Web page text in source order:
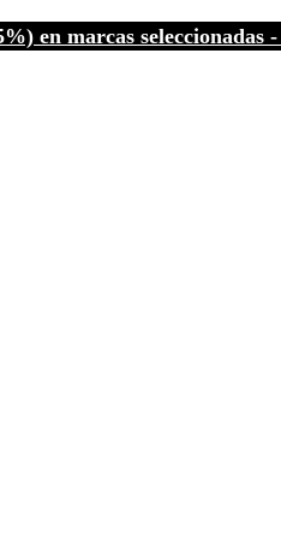
en marcas seleccionadas